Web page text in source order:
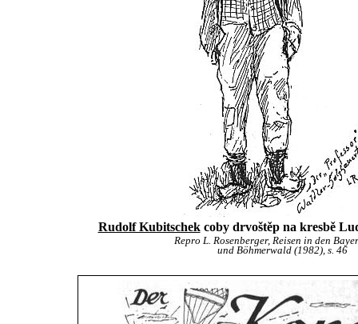
Rudolf Kubitschekcoby drvoštěp na kresbě
Repro L. Rosenberger, Reisen in den
und Böhmerwald (1982), s. 46